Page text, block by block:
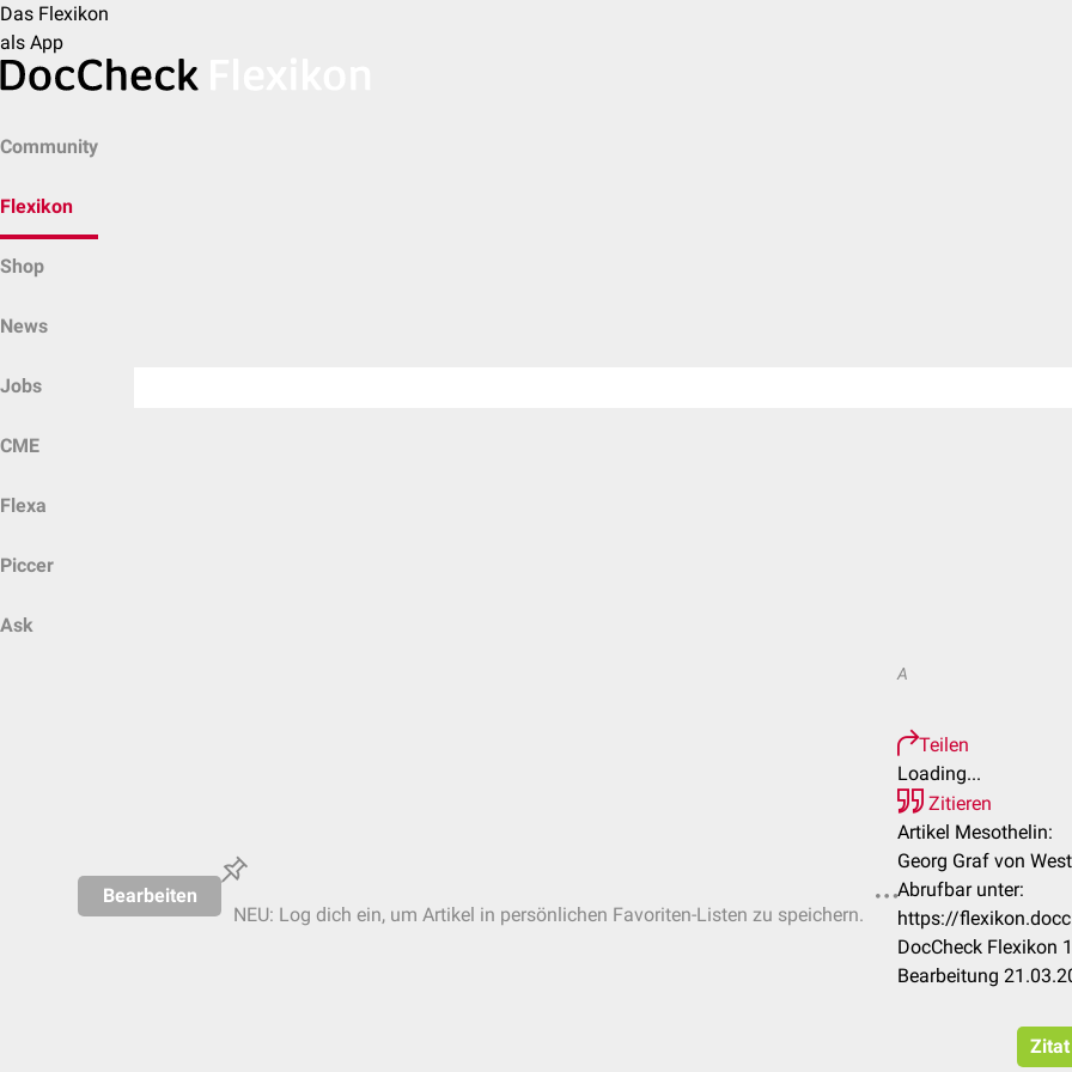
Das Flexikon
als App
Community
Flexikon
Shop
News
Jobs
CME
Flexa
Piccer
Ask
Bearbeiten
NEU: Log dich ein, um Artikel in persönlichen Favoriten-Listen zu speichern.
A
Teilen
Loading...
Zitieren
Artikel Mesothelin:
Georg Graf von
Abrufbar unter:
https://
DocCheck Flexikon
Bearbeitung